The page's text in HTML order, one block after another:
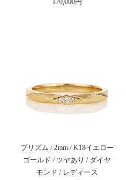
170,000円
プリズム / 2mm / K18イエロー
ゴールド / ツヤあり / ダイヤ
モンド / レディース